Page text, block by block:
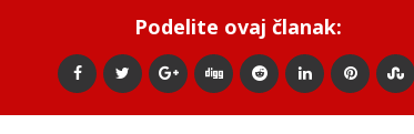
Podelite ovaj članak: